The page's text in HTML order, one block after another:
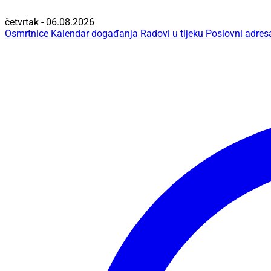
četvrtak - 06.08.2026
Osmrtnice Kalendar događanja Radovi u tijeku Poslovni